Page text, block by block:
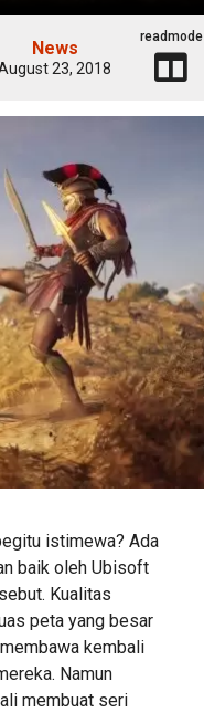
News
23, 2018
readmode
istimewa? Ada
baik oleh Ubisoft
Kualitas
peta yang besar
kembali
Namun
membuat seri